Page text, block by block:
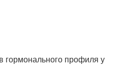
гормонального профиля у